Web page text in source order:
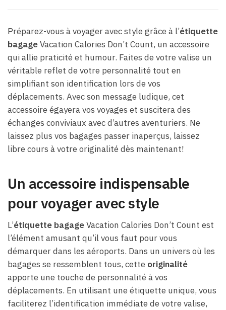
Préparez-vous à voyager avec style grâce à l’étiquette
bagageVacation Calories Don’t Count, un accessoire
qui allie praticité et humour. Faites de votre valise un
véritable reflet de votre personnalité tout en
simplifiant son identification lors de vos
déplacements. Avec son message ludique, cet
accessoire égayera vos voyages et suscitera des
échanges conviviaux avec d’autres aventuriers. Ne
laissez plus vos bagages passer inaperçus, laissez
libre cours à votre originalité dès maintenant!
Un accessoire indispensable
pour voyager avec style
L’étiquette bagageVacation Calories Don’t Count est
l’élément amusant qu’il vous faut pour vous
démarquer dans les aéroports. Dans un univers où les
bagages se ressemblent tous, cette originalité
apporte une touche de personnalité à vos
déplacements. En utilisant une étiquette unique, vous
faciliterez l’identification immédiate de votre valise,